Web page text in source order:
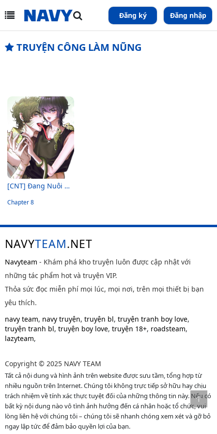
Đăng ký Đăng nhập
TRUYỆN CÔNG LÀM NŨNG
[CNT] Đang Nuôi Dưỡng Bé Dưa Lưới
Chapter 8
NAVYTEAM.NET
Navyteam - Khám phá kho truyện luôn được cập nhật với
những tác phẩm hot và truyện VIP.
Thỏa sức đọc miễn phí mọi lúc, mọi nơi, trên mọi thiết bị bạn
yêu thích.
navy team, navy truyện, truyện bl, truyện tranh boy love,
truyện tranh bl, truyện boy love, truyện 18+, roadsteam,
lazyteam,
Copyright © 2025 NAVY TEAM
Tất cả nội dung và hình ảnh trên website được sưu tầm, tổng hợp từ
nhiều nguồn trên Internet. Chúng tôi không trực tiếp sở hữu hay chịu
trách nhiệm về tính xác thực tuyệt đối của những thông tin này. Nếu có
bất kỳ nội dung nào vô tình ảnh hưởng đến cá nhân hoặc tổ chức, vui
lòng liên hệ với chúng tôi – chúng tôi sẽ nhanh chóng xem xét và gỡ bỏ
ngay lập tức để đảm bảo quyền lợi của bạn.